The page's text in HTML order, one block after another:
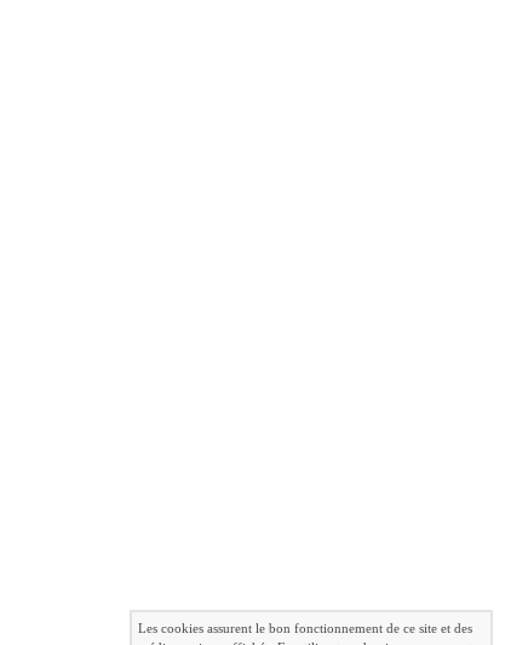
Les cookies assurent le bon fonctionnement de ce site et des